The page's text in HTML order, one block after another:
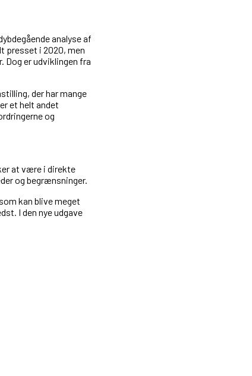
analyse af
presset i 2020, men
er udviklingen fra
der har mange
et helt andet
og
at være i direkte
og begrænsninger.
kan blive meget
I den nye udgave